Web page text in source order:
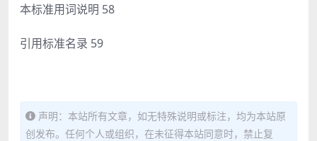
本标准用词说明 58
引用标准名录 59
声明：本站所有文章，如无特殊说明或标注，均为本站原
创发布。任何个人或组织，在未征得本站同意时，禁止复